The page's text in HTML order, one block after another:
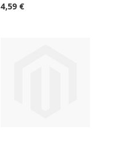
4,59 €